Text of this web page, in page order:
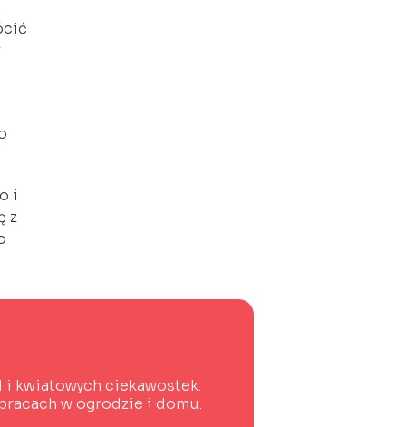
i
z
i kwiatowych ciekawostek.
w ogrodzie i domu.